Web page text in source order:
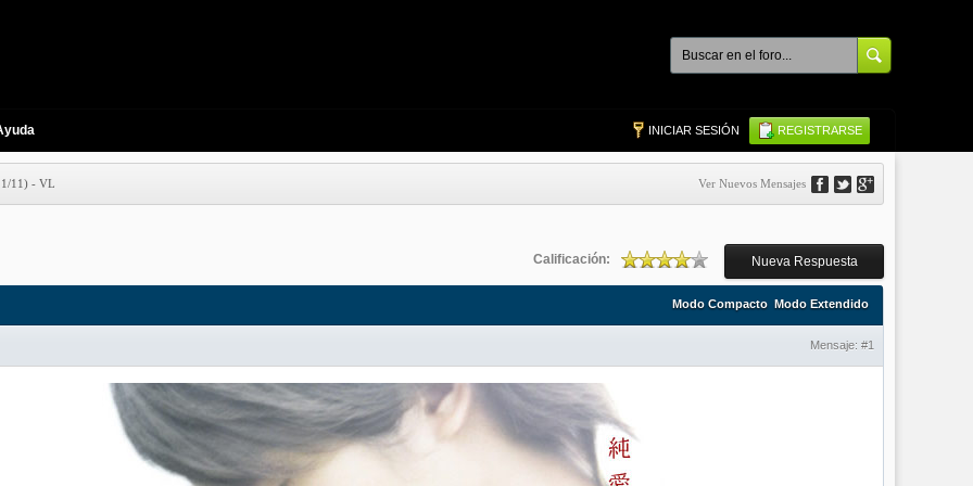
INICIAR SESIÓN REGISTRARSE
11) - VL Ver Nuevos Mensajes
Nueva Respuesta
Calificación:
Modo Compacto Modo Extendido
Mensaje: #1